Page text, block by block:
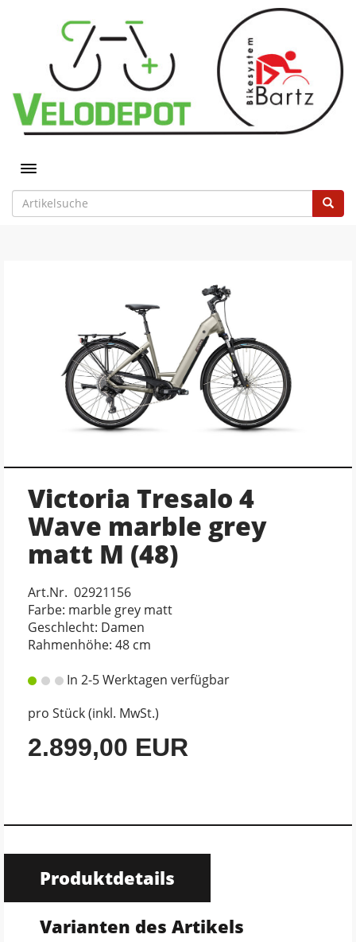
Toggle navigation
Victoria Tresalo 4
Wave marble grey
matt M (48)
Art.Nr. 02921156
Farbe: marble grey matt
Geschlecht: Damen
Rahmenhöhe: 48 cm
In 2-5 Werktagen verfügbar
pro Stück (inkl. MwSt.)
2.899,00 EUR
Produktdetails
Varianten des Artikels